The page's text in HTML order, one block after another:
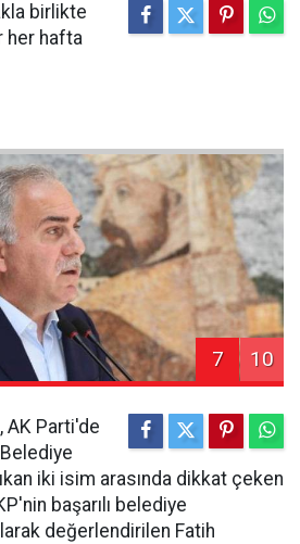
birlikte
her hafta
7 10
AK Parti'de
iki isim arasında dikkat çeken
başarılı belediye
değerlendirilen Fatih